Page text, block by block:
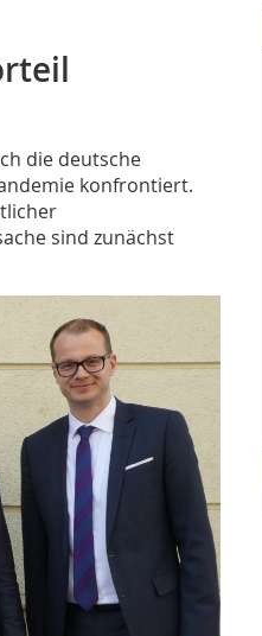
die deutsche
konfrontiert.
sind zunächst